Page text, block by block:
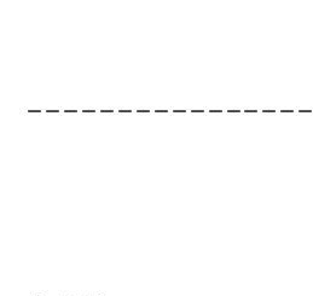
ーーーーーーーーーーーーーーーー